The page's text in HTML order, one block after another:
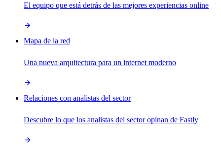
El equipo que está detrás de las mejores experiencias online
Mapa de la red
Una nueva arquitectura para un internet moderno
Relaciones con analistas del sector
Descubre lo que los analistas del sector opinan de Fastly